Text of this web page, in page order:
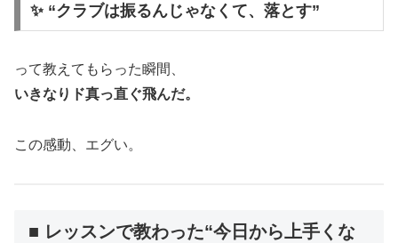
✨ “クラブは振るんじゃなくて、落とす”
って教えてもらった瞬間、
いきなりド真っ直ぐ飛んだ。
この感動、エグい。
■ レッスンで教わった“今日から上手くな